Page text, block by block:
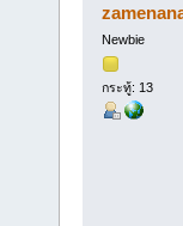
Newbie
กระทู้: 13